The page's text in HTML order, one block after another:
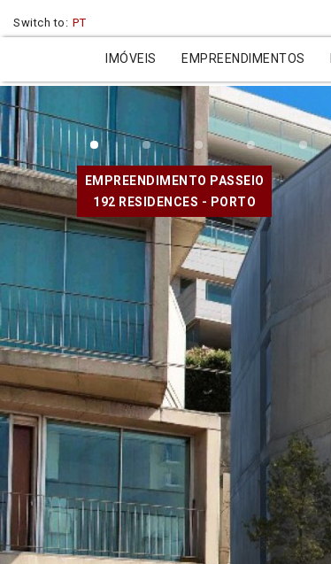
Switch to: PT
IMÓVEIS EMPREENDIMENTOS
EMPREENDIMENTO PASSEIO
192 RESIDENCES - PORTO